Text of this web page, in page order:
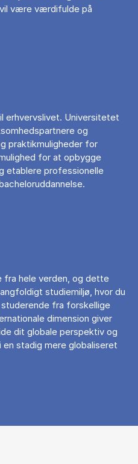
være værdifulde på
erhvervslivet. Universitetet
og
praktikmuligheder for
for at opbygge
etablere professionelle
hele verden, og dette
studiemiljø, hvor du
fra forskellige
dimension giver
dit globale perspektiv og
stadig mere globaliseret